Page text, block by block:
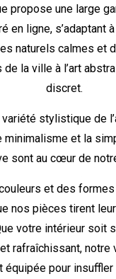
propose une large
en ligne, s’adaptant
naturels calmes et
la ville à l’art
discret.
stylistique de
minimalisme et la
sont au cœur de
et des
nos pièces tirent
votre intérieur soit
rafraîchissant,
équipée pour